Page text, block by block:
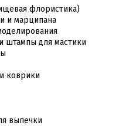
флористика)
и марципана
штампы для мастики
коврики
выпечки